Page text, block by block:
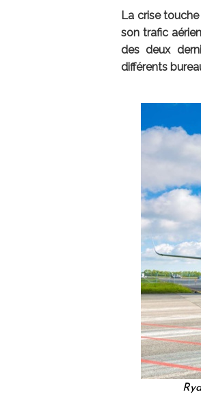
La crise
son trafic
des deux
différents